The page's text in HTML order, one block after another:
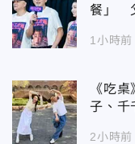
餐」
1小時前
《吃
子、千
2小時前